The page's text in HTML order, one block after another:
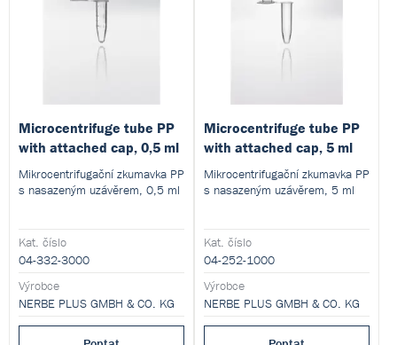
Microcentrifuge tube PP
with attached cap, 0,5 ml
Mikrocentrifugační zkumavka PP
s nasazeným uzávěrem, 0,5 ml
Kat. číslo
04-332-3000
Výrobce
NERBE PLUS GMBH & CO. KG
Microcentrifuge tube PP
with attached cap, 5 ml
Mikrocentrifugační zkumavka PP
s nasazeným uzávěrem, 5 ml
Kat. číslo
04-252-1000
Výrobce
NERBE PLUS GMBH & CO. KG